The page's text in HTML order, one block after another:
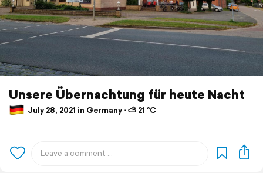
Unsere Übernachtung für heute Nacht
July 28, 2021 in Germany ⋅ ⛅ 21 °C